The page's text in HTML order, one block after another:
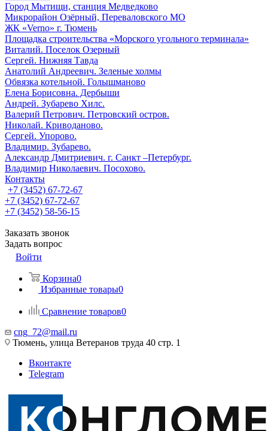
Город Мытищи, станция Медведково
Микрорайон Озёрный, Переваловского МО
ЖК «Verno» г. Тюмень
Площадка строительства «Морского угольного терминала»
Виталий. Поселок Озерный
Сергей. Нижняя Тавда
Анатолий Андреевич. Зеленые холмы
Обвязка котельной. Голышманово
Елена Борисовна. Дербыши
Андрей. Зубарево Хилс.
Валерий Петрович. Петровский остров.
Николай. Криводаново.
Сергей. Упорово.
Владимир. Зубарево.
Александр Дмитриевич. г. Санкт –Петербург.
Владимир Николаевич. Посохово.
Контакты
+7 (3452) 67-72-67
+7 (3452) 67-72-67
+7 (3452) 58-56-15
Заказать звонок
Задать вопрос
Войти
Корзина0
Избранные товары0
Сравнение товаров0
cng_72@mail.ru
Тюмень, улица Ветеранов труда 40 стр. 1
Вконтакте
Telegram